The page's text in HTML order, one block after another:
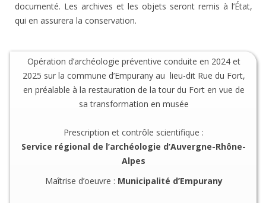
documenté. Les archives et les objets seront remis à l’État,
qui en assurera la conservation.
Opération d’archéologie préventive conduite en 2024 et
2025 sur la commune d’Empurany au lieu-dit Rue du Fort,
en préalable à la restauration de la tour du Fort en vue de
sa transformation en musée
Prescription et contrôle scientifique :
Service régional de l’archéologie d’Auvergne-Rhône-
Alpes
Maîtrise d’oeuvre : Municipalité d’Empurany